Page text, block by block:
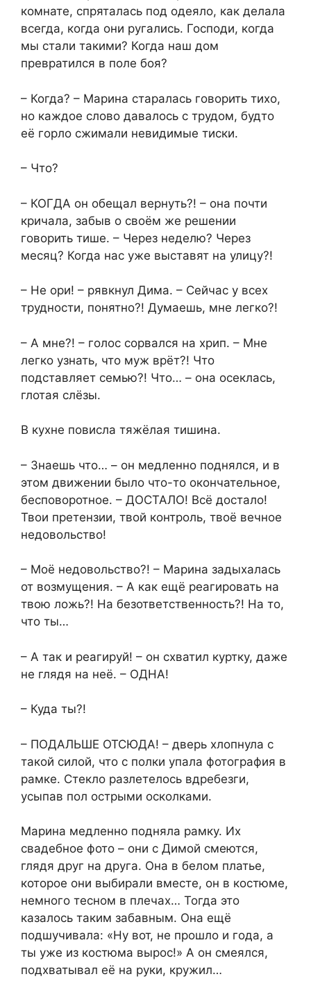
комнате, спряталась под одеяло, как делала
всегда, когда они ругались. Господи, когда
мы стали такими? Когда наш дом
превратился в поле боя?
– Когда? – Марина старалась говорить тихо,
но каждое слово давалось с трудом, будто
её горло сжимали невидимые тиски.
– Что?
– КОГДА он обещал вернуть?! – она почти
кричала, забыв о своём же решении
говорить тише. – Через неделю? Через
месяц? Когда нас уже выставят на улицу?!
– Не ори! – рявкнул Дима. – Сейчас у всех
трудности, понятно?! Думаешь, мне легко?!
– А мне?! – голос сорвался на хрип. – Мне
легко узнать, что муж врёт?! Что
подставляет семью?! Что… – она осеклась,
глотая слёзы.
В кухне повисла тяжёлая тишина.
– Знаешь что… – он медленно поднялся, и в
этом движении было что-то окончательное,
бесповоротное. – ДОСТАЛО! Всё достало!
Твои претензии, твой контроль, твоё вечное
недовольство!
– Моё недовольство?! – Марина задыхалась
от возмущения. – А как ещё реагировать на
твою ложь?! На безответственность?! На то,
что ты…
– А так и реагируй! – он схватил куртку, даже
не глядя на неё. – ОДНА!
– Куда ты?!
– ПОДАЛЬШЕ ОТСЮДА! – дверь хлопнула с
такой силой, что с полки упала фотография в
рамке. Стекло разлетелось вдребезги,
усыпав пол острыми осколками.
Марина медленно подняла рамку. Их
свадебное фото – они с Димой смеются,
глядя друг на друга. Она в белом платье,
которое они выбирали вместе, он в костюме,
немного тесном в плечах… Тогда это
казалось таким забавным. Она ещё
подшучивала: «Ну вот, не прошло и года, а
ты уже из костюма вырос!» А он смеялся,
подхватывал её на руки, кружил…